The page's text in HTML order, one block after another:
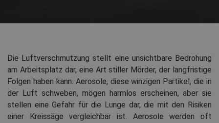
Die Luftverschmutzung stellt eine unsichtbare Bedrohung
am Arbeitsplatz dar, eine Art stiller Mörder, der langfristige
Folgen haben kann. Aerosole, diese winzigen Partikel, die in
der Luft schweben, mögen harmlos erscheinen, aber sie
stellen eine Gefahr für die Lunge dar, die mit den Risiken
einer Kreissäge vergleichbar ist. Aerosole werden oft